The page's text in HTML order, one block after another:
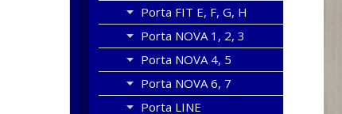
Porta FIT E, F, G, H
Porta NOVA 1, 2, 3
Porta NOVA 4, 5
Porta NOVA 6, 7
Porta LINE